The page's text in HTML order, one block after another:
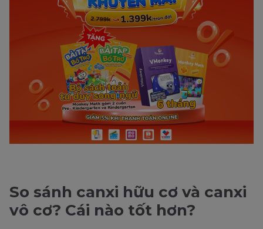
So sánh canxi hữu cơ và canxi
vô cơ? Cái nào tốt hơn?